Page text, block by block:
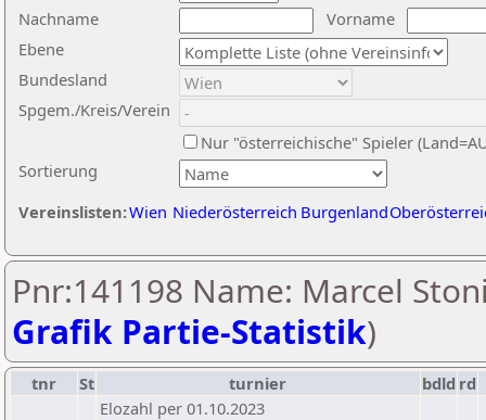
Nachname
Vorname
Ebene
Sortierung
Bundesland
Spgem./Kreis/Verein
Nur "österreichische" Spieler
Vereinslisten:Wien Niederösterreich Burgenland
Pnr:141198 Name: Marcel
Grafik Partie-Statistik)
tnr St turnier bdld rd
Elozahl per 01.10.2023